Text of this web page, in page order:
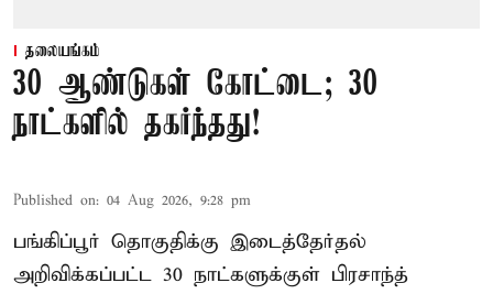
தலையங்கம்
30 ஆண்டுகள் கோட்டை; 30
நாட்களில் தகர்ந்தது!
Published on: 04 Aug 2026, 9:28 pm
பங்கிப்பூர் தொகுதிக்கு இடைத்தேர்தல்
அறிவிக்கப்பட்ட 30 நாட்களுக்குள் பிரசாந்த்